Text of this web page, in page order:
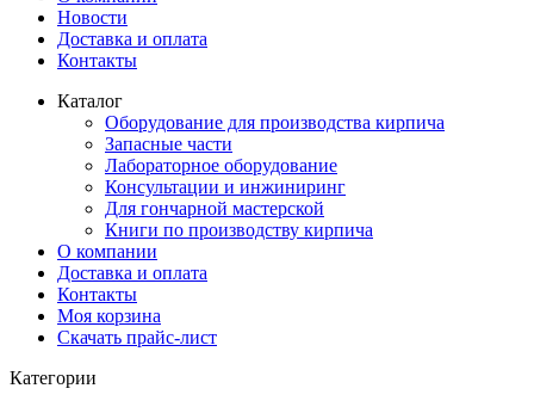
Новости
Доставка и оплата
Контакты
Каталог
Оборудование для производства кирпича
Запасные части
Лабораторное оборудование
Консультации и инжиниринг
Для гончарной мастерской
Книги по производству кирпича
О компании
Доставка и оплата
Контакты
Моя корзина
Скачать прайс-лист
Категории